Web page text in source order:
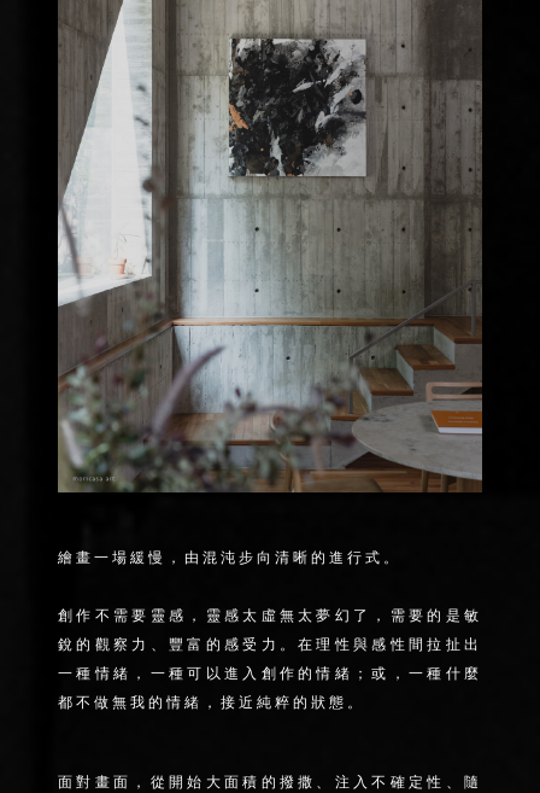
繪畫一場緩慢，由混沌步向清晰的進行式。
創作不需要靈感，靈感太虛無太夢幻了，需要的是敏
銳的觀察力、豐富的感受力。在理性與感性間拉扯出
一種情緒，一種可以進入創作的情緒；或，一種什麼
都不做無我的情緒，接近純粹的狀態。
面對畫面，從開始大面積的撥撒、注入不確定性、隨